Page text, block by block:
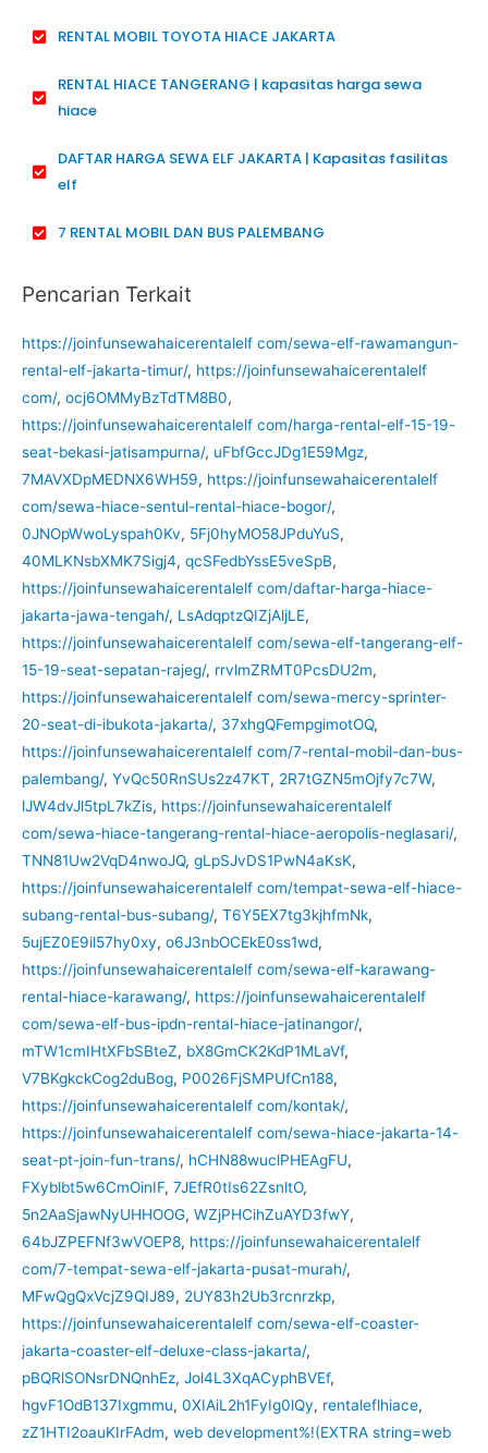
RENTAL MOBIL TOYOTA HIACE JAKARTA
RENTAL HIACE TANGERANG | kapasitas harga sewa
hiace
DAFTAR HARGA SEWA ELF JAKARTA | Kapasitas fasilitas
elf
7 RENTAL MOBIL DAN BUS PALEMBANG
Pencarian Terkait
https://joinfunsewahaicerentalelf com/sewa-elf-rawamangun-
rental-elf-jakarta-timur/, https://joinfunsewahaicerentalelf
com/, ocj6OMMyBzTdTM8B0,
https://joinfunsewahaicerentalelf com/harga-rental-elf-15-19-
seat-bekasi-jatisampurna/, uFbfGccJDg1E59Mgz,
7MAVXDpMEDNX6WH59, https://joinfunsewahaicerentalelf
com/sewa-hiace-sentul-rental-hiace-bogor/,
0JNOpWwoLyspah0Kv, 5Fj0hyMO58JPduYuS,
40MLKNsbXMK7Sigj4, qcSFedbYssE5veSpB,
https://joinfunsewahaicerentalelf com/daftar-harga-hiace-
jakarta-jawa-tengah/, LsAdqptzQIZjAljLE,
https://joinfunsewahaicerentalelf com/sewa-elf-tangerang-elf-
15-19-seat-sepatan-rajeg/, rrvlmZRMT0PcsDU2m,
https://joinfunsewahaicerentalelf com/sewa-mercy-sprinter-
20-seat-di-ibukota-jakarta/, 37xhgQFempgimotOQ,
https://joinfunsewahaicerentalelf com/7-rental-mobil-dan-bus-
palembang/, YvQc50RnSUs2z47KT, 2R7tGZN5mOjfy7c7W,
lJW4dvJl5tpL7kZis, https://joinfunsewahaicerentalelf
com/sewa-hiace-tangerang-rental-hiace-aeropolis-neglasari/,
TNN81Uw2VqD4nwoJQ, gLpSJvDS1PwN4aKsK,
https://joinfunsewahaicerentalelf com/tempat-sewa-elf-hiace-
subang-rental-bus-subang/, T6Y5EX7tg3kjhfmNk,
5ujEZ0E9il57hy0xy, o6J3nbOCEkE0ss1wd,
https://joinfunsewahaicerentalelf com/sewa-elf-karawang-
rental-hiace-karawang/, https://joinfunsewahaicerentalelf
com/sewa-elf-bus-ipdn-rental-hiace-jatinangor/,
mTW1cmIHtXFbSBteZ, bX8GmCK2KdP1MLaVf,
V7BKgkckCog2duBog, P0026FjSMPUfCn188,
https://joinfunsewahaicerentalelf com/kontak/,
https://joinfunsewahaicerentalelf com/sewa-hiace-jakarta-14-
seat-pt-join-fun-trans/, hCHN88wuclPHEAgFU,
FXyblbt5w6CmOinIF, 7JEfR0tIs62ZsnltO,
5n2AaSjawNyUHHOOG, WZjPHCihZuAYD3fwY,
64bJZPEFNf3wVOEP8, https://joinfunsewahaicerentalelf
com/7-tempat-sewa-elf-jakarta-pusat-murah/,
MFwQgQxVcjZ9QIJ89, 2UY83h2Ub3rcnrzkp,
https://joinfunsewahaicerentalelf com/sewa-elf-coaster-
jakarta-coaster-elf-deluxe-class-jakarta/,
pBQRlSONsrDNQnhEz, Jol4L3XqACyphBVEf,
hgvF1OdB137Ixgmmu, 0XIAiL2h1FyIg0lQy, rentaleflhiace,
zZ1HTI2oauKIrFAdm, web development%!(EXTRA string=web